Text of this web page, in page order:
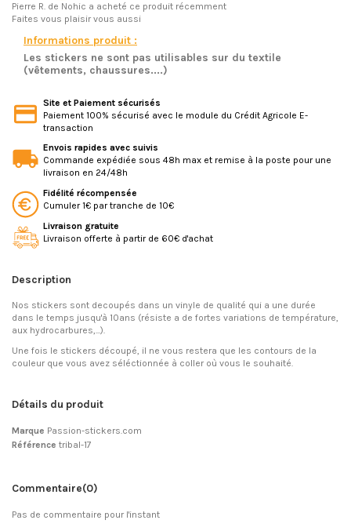
Pierre R. de Nohic a acheté ce produit récemment
Faites vous plaisir vous aussi
Informations produit :
Les stickers ne sont pas utilisables sur du textile
(vêtements, chaussures....)
Site et Paiement sécurisés
Paiement 100% sécurisé avec le module du Crédit Agricole E-
transaction
Envois rapides avec suivis
Commande expédiée sous 48h max et remise à la poste pour une
livraison en 24/48h
Fidélité récompensée
Cumuler 1€ par tranche de 10€
Livraison gratuite
Livraison offerte à partir de 60€ d'achat
Description
Nos stickers sont decoupés dans un vinyle de qualité qui a une durée
dans le temps jusqu'à 10ans (résiste a de fortes variations de température,
aux hydrocarbures,...).
Une fois le stickers découpé, il ne vous restera que les contours de la
couleur que vous avez séléctionnée à coller où vous le souhaité.
Détails du produit
Marque Passion-stickers.com
Référence tribal-17
Commentaire(0)
Pas de commentaire pour l'instant